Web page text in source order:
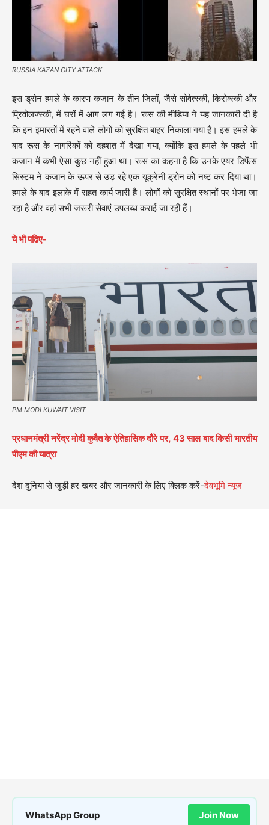
RUSSIA KAZAN CITY ATTACK
इस ड्रोन हमले के कारण कजान के तीन जिलों, जैसे सोवेत्स्की, किरोव्स्की और
प्रिवोलज्स्की, में घरों में आग लग गई है। रूस की मीडिया ने यह जानकारी दी है
कि इन इमारतों में रहने वाले लोगों को सुरक्षित बाहर निकाला गया है। इस हमले के
बाद रूस के नागरिकों को दहशत में देखा गया, क्योंकि इस हमले के पहले भी
कजान में कभी ऐसा कुछ नहीं हुआ था। रूस का कहना है कि उनके एयर डिफेंस
सिस्टम ने कजान के ऊपर से उड़ रहे एक यूक्रेनी ड्रोन को नष्ट कर दिया था।
हमले के बाद इलाके में राहत कार्य जारी है। लोगों को सुरक्षित स्थानों पर भेजा जा
रहा है और वहां सभी जरूरी सेवाएं उपलब्ध कराई जा रही हैं।
ये भी पढिए-
PM MODI KUWAIT VISIT
प्रधानमंत्री नरेंद्र मोदी कुवैत के ऐतिहासिक दौरे पर, 43 साल बाद किसी भारतीय
पीएम की यात्रा
देश दुनिया से जुड़ी हर खबर और जानकारी के लिए क्लिक करें-देवभूमि न्यूज
WhatsApp Group Join Now